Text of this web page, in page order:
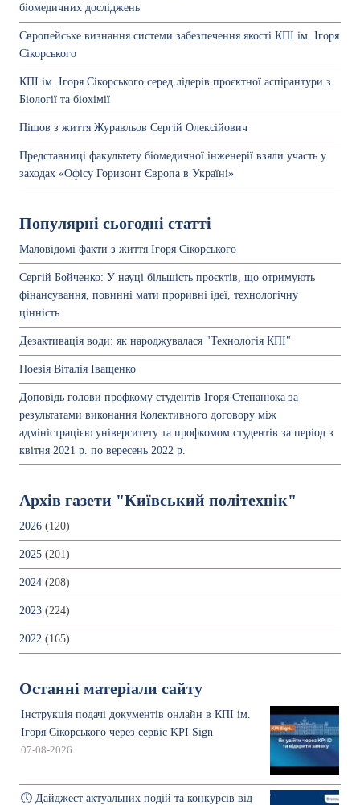
біомедичних досліджень
Європейське визнання системи забезпечення якості КПІ ім. Ігоря
Сікорського
КПІ ім. Ігоря Сікорського серед лідерів проєктної аспірантури з
Біології та біохімії
Пішов з життя Журавльов Сергій Олексійович
Представниці факультету біомедичної інженерії взяли участь у
заходах «Офісу Горизонт Європа в Україні»
Популярні сьогодні статті
Маловідомі факти з життя Ігоря Сікорського
Сергій Бойченко: У науці більшість проєктів, що отримують
фінансування, повинні мати проривні ідеї, технологічну
цінність
Дезактивація води: як народжувалася "Технологія КПІ"
Поезія Віталія Іващенко
Доповідь голови профкому студентів Ігоря Степанюка за
результатами виконання Колективного договору між
адміністрацією університету та профкомом студентів за період з
квітня 2021 р. по вересень 2022 р.
Архів газети "Київський політехнік"
2026 (120)
2025 (201)
2024 (208)
2023 (224)
2022 (165)
Останні матеріали сайту
Інструкція подачі документів онлайн в КПІ ім.
Ігоря Сікорського через сервіс KPI Sign
07-08-2026
🕔 Дайджест актуальних подій та конкурсів від